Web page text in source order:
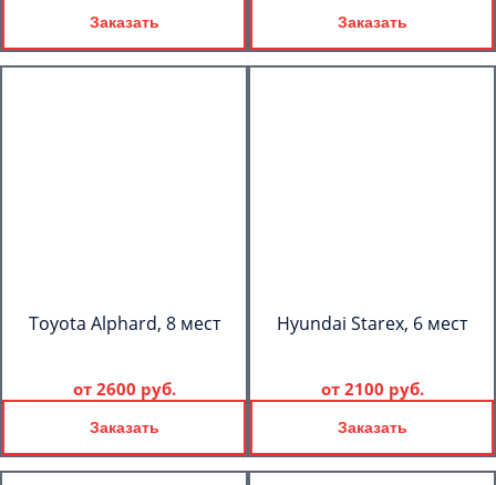
Заказать Заказать
Toyota Alphard, 8 мест
от 2600 руб.
Заказать
Hyundai Starex, 6 мест
от 2100 руб.
Заказать